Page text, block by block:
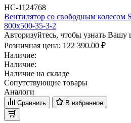
НС-1124768
Вентилятор cо свободным
800x500-35-3-2
Авторизуйтесь, чтобы узнать Вашу
Розничная цена: 122 390.00 ₽
Наличие:
Наличие:
Наличие на складе
Сопутствующие товары
Аналоги
Сравнить В избранное